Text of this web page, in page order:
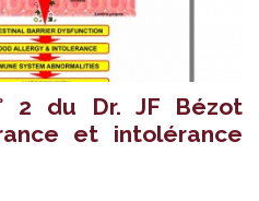
2 du Dr. JF Bézot
et intolérance